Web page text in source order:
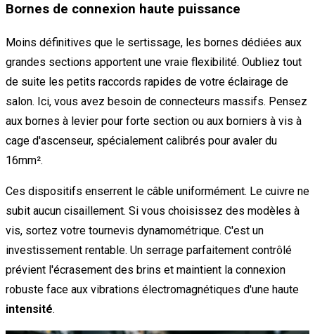
Bornes de connexion haute puissance
Moins définitives que le sertissage, les bornes dédiées aux
grandes sections apportent une vraie flexibilité. Oubliez tout
de suite les petits raccords rapides de votre éclairage de
salon. Ici, vous avez besoin de connecteurs massifs. Pensez
aux bornes à levier pour forte section ou aux borniers à vis à
cage d'ascenseur, spécialement calibrés pour avaler du
16mm².
Ces dispositifs enserrent le câble uniformément. Le cuivre ne
subit aucun cisaillement. Si vous choisissez des modèles à
vis, sortez votre tournevis dynamométrique. C'est un
investissement rentable. Un serrage parfaitement contrôlé
prévient l'écrasement des brins et maintient la connexion
robuste face aux vibrations électromagnétiques d'une haute
intensité.